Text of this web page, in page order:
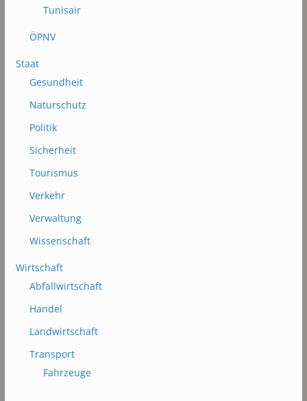
Tunisair
ÖPNV
Staat
Gesundheit
Naturschutz
Politik
Sicherheit
Tourismus
Verkehr
Verwaltung
Wissenschaft
Wirtschaft
Abfallwirtschaft
Handel
Landwirtschaft
Transport
Fahrzeuge